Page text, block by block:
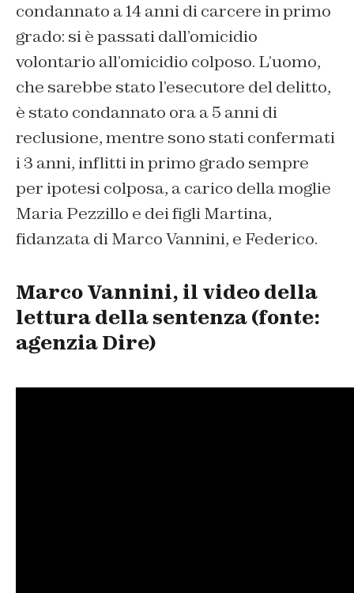
condannato a 14 anni di carcere in primo
grado: si è passati dall’omicidio
volontario all’omicidio colposo. L’uomo,
che sarebbe stato l’esecutore del delitto,
è stato condannato ora a 5 anni di
reclusione, mentre sono stati confermati
i 3 anni, inflitti in primo grado sempre
per ipotesi colposa, a carico della moglie
Maria Pezzillo e dei figli Martina,
fidanzata di Marco Vannini, e Federico.
Marco Vannini, il video della
lettura della sentenza (fonte:
agenzia Dire)